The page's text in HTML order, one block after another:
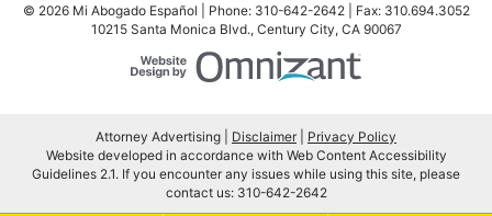
© 2026 Mi Abogado Español | Phone: 310-642-2642| Fax: 310.694.3052
10215 Santa Monica Blvd., Century City, CA 90067
Website Design by
Attorney Advertising Disclaimer
Privacy Policy
Website developed in accordance with Web Content Accessibility
Guidelines 2.1. If you encounter any issues while using this site, please
contact us: 310-642-2642